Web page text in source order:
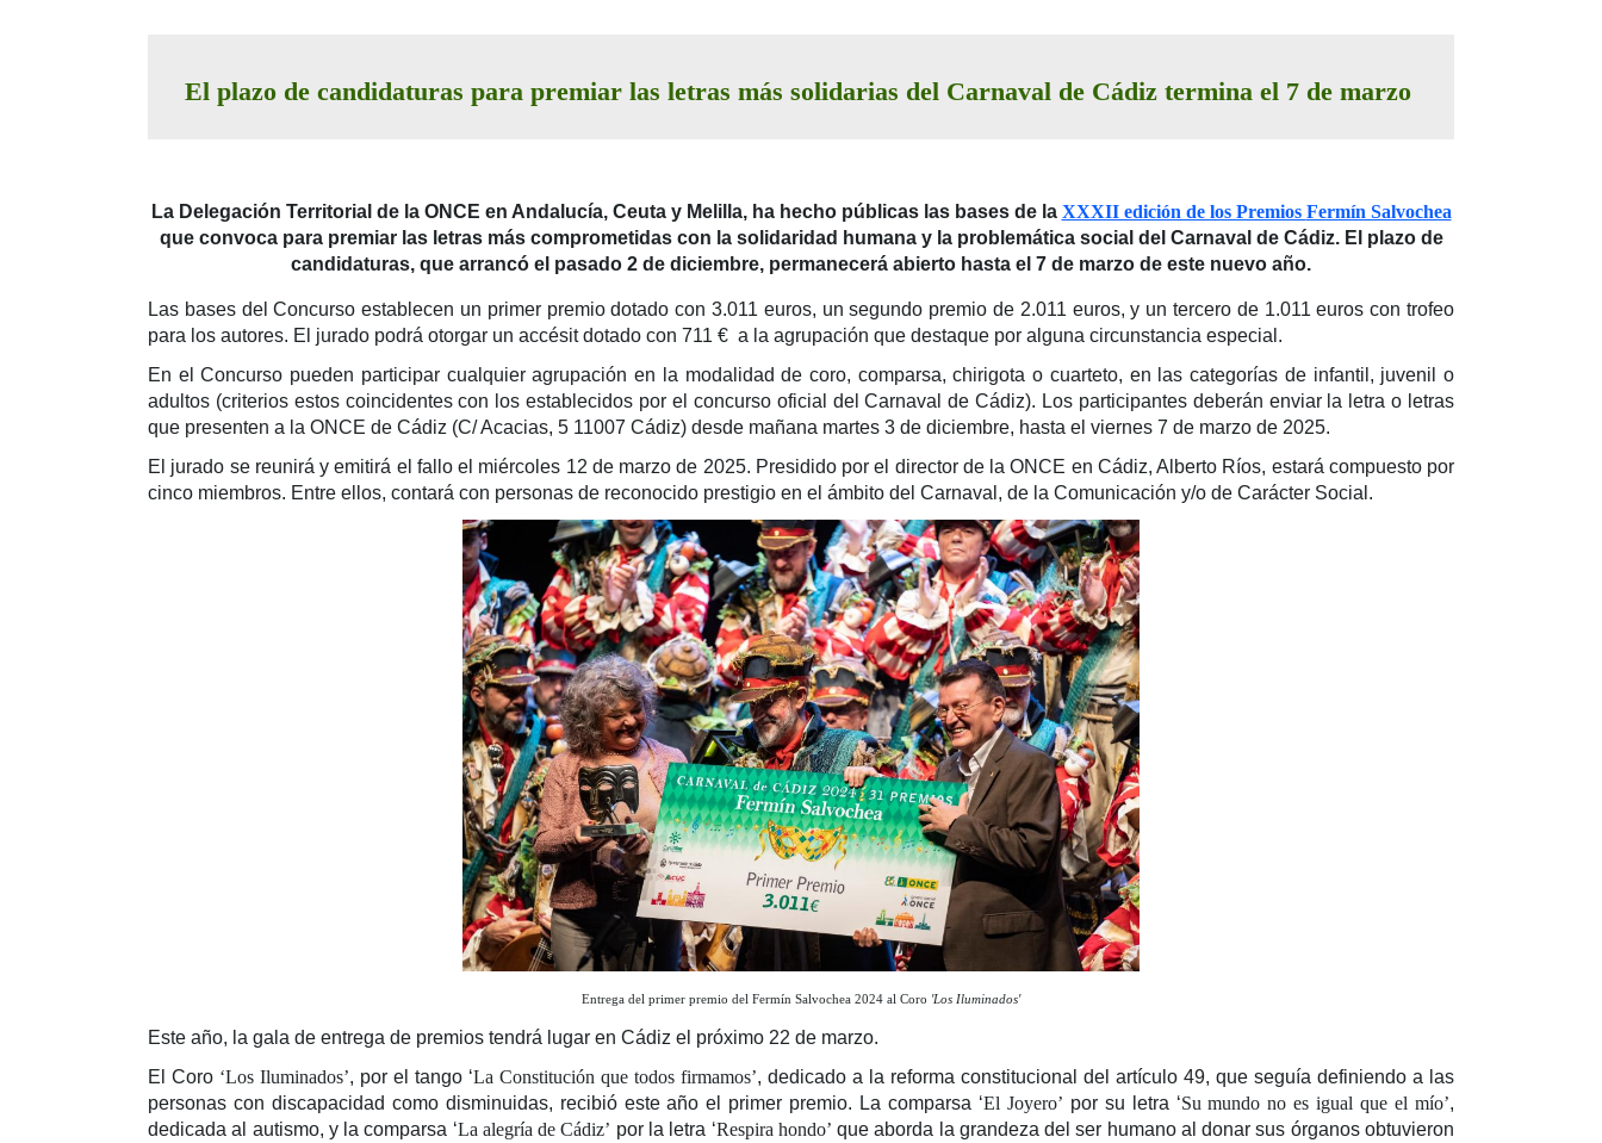
El plazo de candidaturas para premiar las letras más solidarias del Carnaval de Cádiz termina el 7 de marzo
La Delegación Territorial de la ONCE en Andalucía, Ceuta y Melilla, ha hecho públicas las bases de la XXXII edición de los Premios Fermín Salvochea
que convoca para premiar las letras más comprometidas con la solidaridad humana y la problemática social del Carnaval de Cádiz. El plazo de
candidaturas, que arrancó el pasado 2 de diciembre, permanecerá abierto hasta el 7 de marzo de este nuevo año.
Las bases del Concurso establecen un primer premio dotado con 3.011 euros, un segundo premio de 2.011 euros, y un tercero de 1.011 euros con trofeo
para los autores. El jurado podrá otorgar un accésit dotado con 711 € a la agrupación que destaque por alguna circunstancia especial.
En el Concurso pueden participar cualquier agrupación en la modalidad de coro, comparsa, chirigota o cuarteto, en las categorías de infantil, juvenil o
adultos (criterios estos coincidentes con los establecidos por el concurso oficial del Carnaval de Cádiz). Los participantes deberán enviar la letra o letras
que presenten a la ONCE de Cádiz (C/ Acacias, 5 11007 Cádiz) desde mañana martes 3 de diciembre, hasta el viernes 7 de marzo de 2025.
El jurado se reunirá y emitirá el fallo el miércoles 12 de marzo de 2025. Presidido por el director de la ONCE en Cádiz, Alberto Ríos, estará compuesto por
cinco miembros. Entre ellos, contará con personas de reconocido prestigio en el ámbito del Carnaval, de la Comunicación y/o de Carácter Social.
Entrega del primer premio del Fermín Salvochea 2024 al Coro 'Los Iluminados'
Este año, la gala de entrega de premios tendrá lugar en Cádiz el próximo 22 de marzo.
El Coro ‘Los Iluminados’, por el tango ‘La Constitución que todos firmamos’, dedicado a la reforma constitucional del artículo 49, que seguía definiendo a las
personas con discapacidad como disminuidas, recibió este año el primer premio. La comparsa ‘El Joyero’ por su letra ‘Su mundo no es igual que el mío’,
dedicada al autismo, y la comparsa ‘La alegría de Cádiz’ por la letra ‘Respira hondo’ que aborda la grandeza del ser humano al donar sus órganos obtuvieron